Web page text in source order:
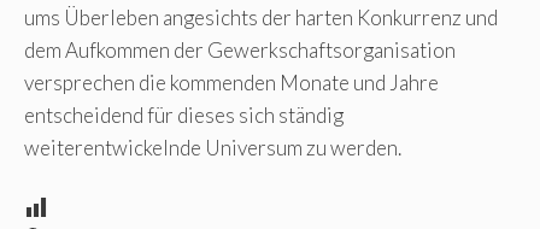
ums Überleben angesichts der harten Konkurrenz und
dem Aufkommen der Gewerkschaftsorganisation
versprechen die kommenden Monate und Jahre
entscheidend für dieses sich ständig
weiterentwickelnde Universum zu werden.